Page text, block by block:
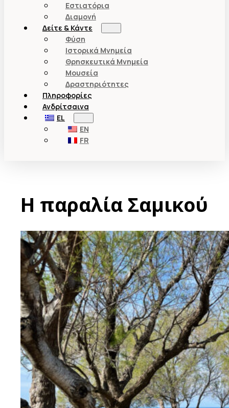
Εστιατόρια
Διαμονή
Δείτε & Κάντε
Φύση
Ιστορικά Μνημεία
Θρησκευτικά Μνημεία
Μουσεία
Δραστηριότητες
Πληροφορίες
Ανδρίτσαινα
EL
EN
FR
Η παραλία Σαμικού